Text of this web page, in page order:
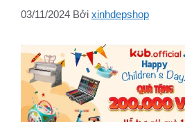
03/11/2024 Bởi xinhdepshop